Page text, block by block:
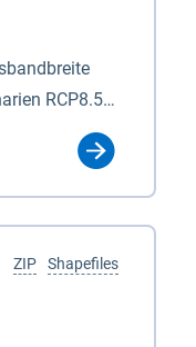
RCP8.5
und
Shapefiles
ZIP